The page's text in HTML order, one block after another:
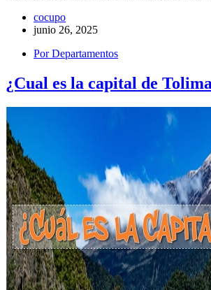
cocupo
junio 26, 2025
Por Departamentos
¿Cual es la capital de